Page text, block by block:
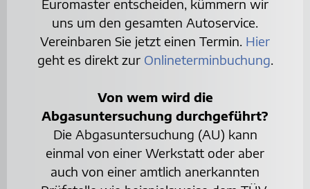
Euromaster entscheiden, kümmern wir
uns um den gesamten Autoservice.
Vereinbaren Sie jetzt einen Termin. Hier
geht es direkt zur Onlineterminbuchung.
Von wem wird die
Abgasuntersuchung durchgeführt?
Die Abgasuntersuchung (AU) kann
einmal von einer Werkstatt oder aber
auch von einer amtlich anerkannten